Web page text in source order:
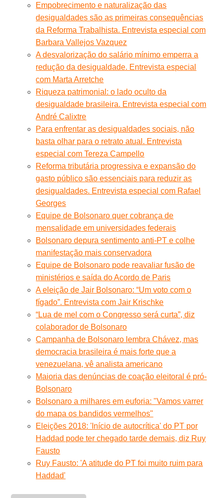
Empobrecimento e naturalização das
desigualdades são as primeiras consequências
da Reforma Trabalhista. Entrevista especial com
Barbara Vallejos Vazquez
A desvalorização do salário mínimo emperra a
redução da desigualdade. Entrevista especial
com Marta Arretche
Riqueza patrimonial: o lado oculto da
desigualdade brasileira. Entrevista especial com
André Calixtre
Para enfrentar as desigualdades sociais, não
basta olhar para o retrato atual. Entrevista
especial com Tereza Campello
Reforma tributária progressiva e expansão do
gasto público são essenciais para reduzir as
desigualdades. Entrevista especial com Rafael
Georges
Equipe de Bolsonaro quer cobrança de
mensalidade em universidades federais
Bolsonaro depura sentimento anti-PT e colhe
manifestação mais conservadora
Equipe de Bolsonaro pode reavaliar fusão de
ministérios e saída do Acordo de Paris
A eleição de Jair Bolsonaro: “Um voto com o
fígado”. Entrevista com Jair Krischke
“Lua de mel com o Congresso será curta”, diz
colaborador de Bolsonaro
Campanha de Bolsonaro lembra Chávez, mas
democracia brasileira é mais forte que a
venezuelana, vê analista americano
Maioria das denúncias de coação eleitoral é pró-
Bolsonaro
Bolsonaro a milhares em euforia: "Vamos varrer
do mapa os bandidos vermelhos"
Eleições 2018: 'Início de autocrítica' do PT por
Haddad pode ter chegado tarde demais, diz Ruy
Fausto
Ruy Fausto: 'A atitude do PT foi muito ruim para
Haddad'